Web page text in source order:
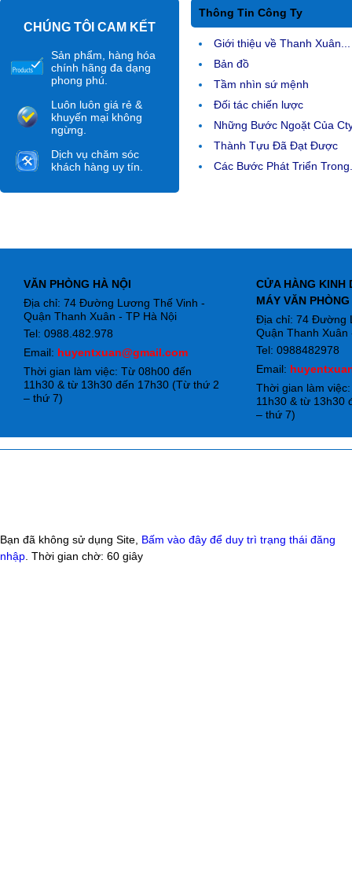
CHÚNG TÔI CAM KẾT
Sản phẩm, hàng hóa
chính hãng đa dạng
phong phú.
Luôn luôn giá rẻ &
khuyến mại không
ngừng.
Dịch vụ chăm sóc
khách hàng uy tín.
Thông Tin Công Ty
Giới thiệu về Thanh Xuân...
Bản đồ
Tầm nhìn sứ mệnh
Đối tác chiến lược
Những Bước Ngoặt Của
Thành Tựu Đã Đạt Được
Các Bước Phát Triển
VĂN PHÒNG HÀ NỘI
Địa chỉ: 74 Đường Lương Thế Vinh -
Quận Thanh Xuân - TP Hà Nội
Tel: 0988.482.978
Email: huyentxuan@gmail.com
Thời gian làm việc: Từ 08h00 đến
11h30 & từ 13h30 đến 17h30 (Từ thứ 2
– thứ 7)
CỬA HÀNG KINH
MÁY VĂN PHÒNG
Địa chỉ: 74 Đường
Quận Thanh Xuân
Tel: 0988482978
Email:
Thời gian làm
11h30 & từ 13h30
– thứ 7)
Bạn đã không sử dụng Site, Bấm vào đây để duy trì trạng thái đăng
nhập . Thời gian chờ: 60 giây